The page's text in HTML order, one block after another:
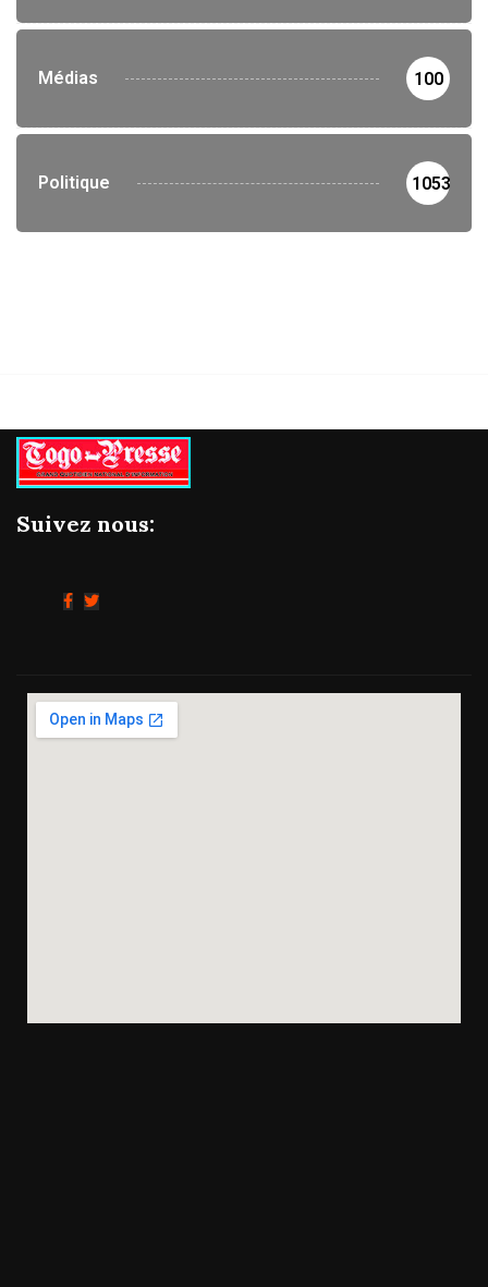
Médias 100
Politique 1053
Suivez nous: